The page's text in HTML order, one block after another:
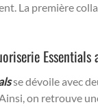
La première
Essentials
se dévoile avec
on retrouve